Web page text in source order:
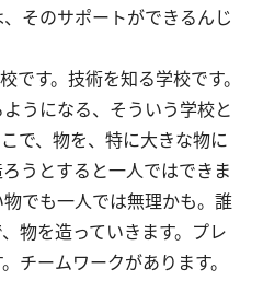
そのサポートができるんじ
です。技術を知る学校です。
うになる、そういう学校と
で、物を、特に大きな物に
うとすると一人ではできま
でも一人では無理かも。誰
物を造っていきます。プレ
チームワークがあります。